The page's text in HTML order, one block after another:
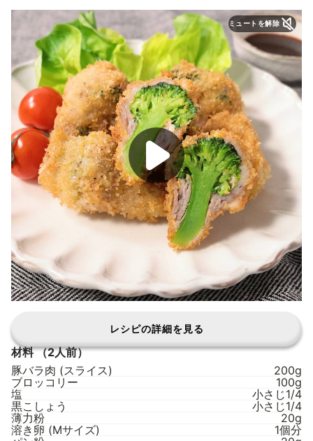
ミュートを解除
レシピの詳細を見る
材料（2人前）
豚バラ肉 (スライス)
200g
ブロッコリー
100g
塩
小さじ1/4
黒こしょう
小さじ1/4
薄力粉
20g
溶き卵 (Mサイズ)
1個分